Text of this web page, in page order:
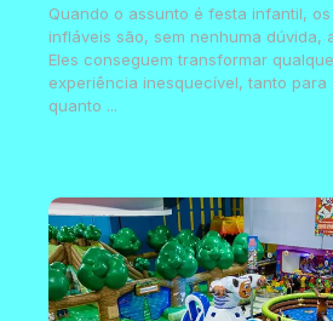
Quando o assunto é festa infantil,
infláveis são, sem nenhuma dúvida,
Eles conseguem transformar
experiência inesquecível, tanto para
quanto ...